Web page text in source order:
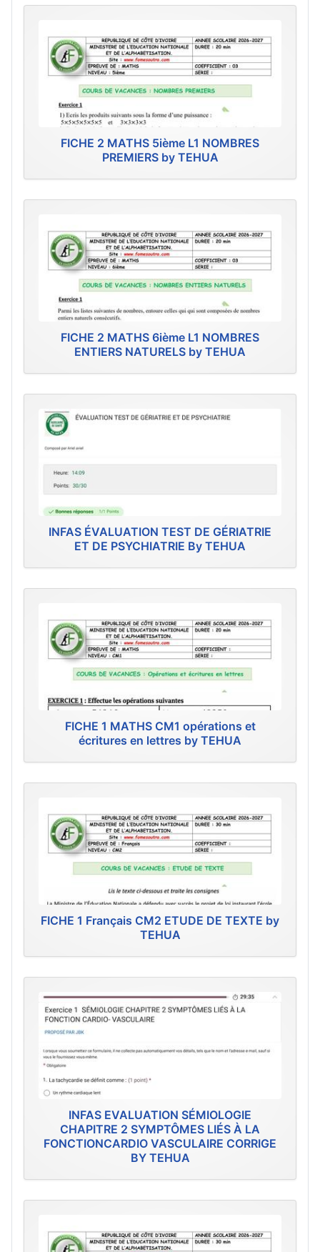
FICHE 2 MATHS 5ième L1 NOMBRES
PREMIERS by TEHUA
FICHE 2 MATHS 6ième L1 NOMBRES
ENTIERS NATURELS by TEHUA
INFAS ÉVALUATION TEST DE GÉRIATRIE
ET DE PSYCHIATRIE By TEHUA
FICHE 1 MATHS CM1 opérations et
écritures en lettres by TEHUA
FICHE 1 Français CM2 ETUDE DE TEXTE by
TEHUA
INFAS EVALUATION SÉMIOLOGIE
CHAPITRE 2 SYMPTÔMES LIÉS À LA
FONCTIONCARDIO VASCULAIRE CORRIGE
BY TEHUA